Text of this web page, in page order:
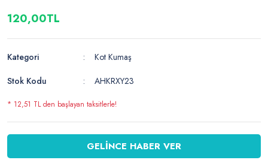
120,00TL
Kategori
Kot Kumaş
Stok Kodu
AHKRXY23
* 12,51 TL den başlayan taksitlerle!
GELİNCE HABER VER